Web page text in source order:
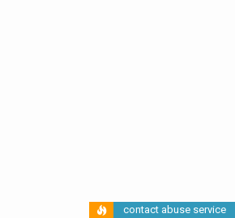
contact abuse service